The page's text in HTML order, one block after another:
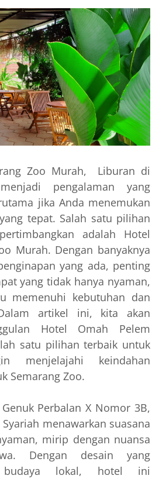
Zoo Murah, Liburan di
pengalaman yang
jika Anda menemukan
tepat. Salah satu pilihan
adalah Hotel
Murah. Dengan banyaknya
yang ada, penting
yang tidak hanya nyaman,
memenuhi kebutuhan dan
artikel ini, kita akan
Hotel Omah Pelem
satu pilihan terbaik untuk
menjelajahi keindahan
Semarang Zoo.
Perbalan X Nomor 3B,
menawarkan suasana
mirip dengan nuansa
Dengan desain yang
budaya lokal, hotel ini